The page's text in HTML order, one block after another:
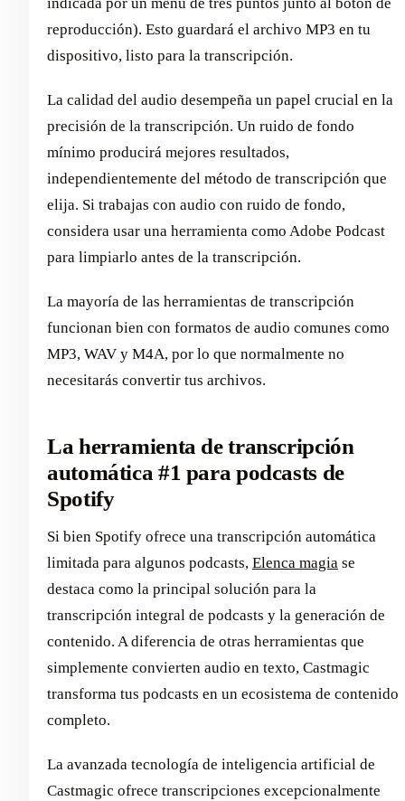
reproducción). Esto guardará el archivo MP3 en tu
dispositivo, listo para la transcripción.
La calidad del audio desempeña un papel crucial en la
precisión de la transcripción. Un ruido de fondo
mínimo producirá mejores resultados,
independientemente del método de transcripción que
elija. Si trabajas con audio con ruido de fondo,
considera usar una herramienta como Adobe Podcast
para limpiarlo antes de la transcripción.
La mayoría de las herramientas de transcripción
funcionan bien con formatos de audio comunes como
MP3, WAV y M4A, por lo que normalmente no
necesitarás convertir tus archivos.
La herramienta de transcripción
automática #1 para podcasts de
Spotify
Si bien Spotify ofrece una transcripción automática
limitada para algunos podcasts, Elenca magia se
destaca como la principal solución para la
transcripción integral de podcasts y la generación de
contenido. A diferencia de otras herramientas que
simplemente convierten audio en texto, Castmagic
transforma tus podcasts en un ecosistema de contenido
completo.
La avanzada tecnología de inteligencia artificial de
Castmagic ofrece transcripciones excepcionalmente